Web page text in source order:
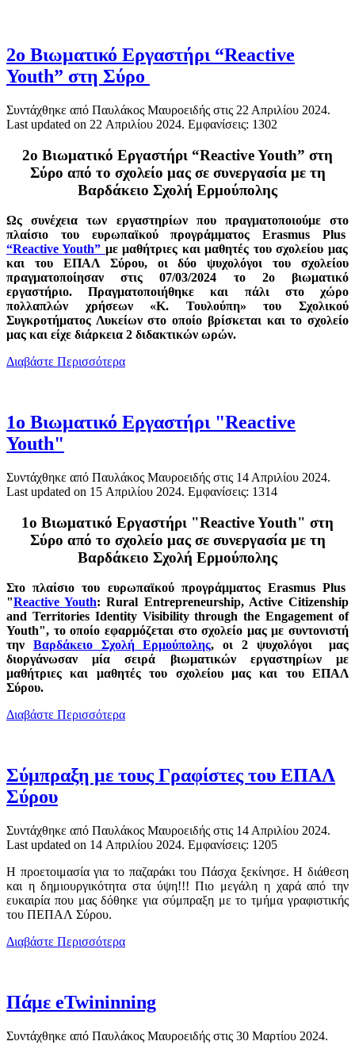
2ο Βιωματικό Εργαστήρι “Reactive
Youth” στη Σύρο
Συντάχθηκε από Παυλάκος Μαυροειδής στις 22 Απριλίου 2024.
Last updated on 22 Απριλίου 2024. Εμφανίσεις: 1302
2ο Βιωματικό Εργαστήρι “Reactive Youth” στη
Σύρο από το σχολείο μας σε συνεργασία με τη
Βαρδάκειο Σχολή Ερμούπολης
Ως συνέχεια των εργαστηρίων που πραγματοποιούμε στο
πλαίσιο του ευρωπαϊκού προγράμματος Erasmus Plus
“Reactive Youth” με μαθήτριες και μαθητές του σχολείου μας
και του ΕΠΑΛ Σύρου, οι δύο ψυχολόγοι του σχολείου
πραγματοποίησαν στις 07/03/2024 το 2ο βιωματικό
εργαστήριο. Πραγματοποιήθηκε και πάλι στο χώρο
πολλαπλών χρήσεων «Κ. Τουλούπη» του Σχολικού
Συγκροτήματος Λυκείων στο οποίο βρίσκεται και το σχολείο
μας και είχε διάρκεια 2 διδακτικών ωρών.
Διαβάστε Περισσότερα
1ο Βιωματικό Εργαστήρι "Reactive
Youth"
Συντάχθηκε από Παυλάκος Μαυροειδής στις 14 Απριλίου 2024.
Last updated on 15 Απριλίου 2024. Εμφανίσεις: 1314
1ο Βιωματικό Εργαστήρι "Reactive Youth" στη
Σύρο από το σχολείο μας σε συνεργασία με τη
Βαρδάκειο Σχολή Ερμούπολης
Στο πλαίσιο του ευρωπαϊκού προγράμματος Erasmus Plus
"Reactive Youth: Rural Entrepreneurship, Active Citizenship
and Territories Identity Visibility through the Engagement of
Youth", το οποίο εφαρμόζεται στο σχολείο μας με συντονιστή
την Βαρδάκειο Σχολή Ερμούπολης, οι 2 ψυχολόγοι μας
διοργάνωσαν μία σειρά βιωματικών εργαστηρίων με
μαθήτριες και μαθητές του σχολείου μας και του ΕΠΑΛ
Σύρου.
Διαβάστε Περισσότερα
Σύμπραξη με τους Γραφίστες του ΕΠΑΛ
Σύρου
Συντάχθηκε από Παυλάκος Μαυροειδής στις 14 Απριλίου 2024.
Last updated on 14 Απριλίου 2024. Εμφανίσεις: 1205
Η προετοιμασία για το παζαράκι του Πάσχα ξεκίνησε. Η διάθεση
και η δημιουργικότητα στα ύψη!!! Πιο μεγάλη η χαρά από την
ευκαιρία που μας δόθηκε για σύμπραξη με το τμήμα γραφιστικής
του ΠΕΠΑΛ Σύρου.
Διαβάστε Περισσότερα
Πάμε eTwininning
Συντάχθηκε από Παυλάκος Μαυροειδής στις 30 Μαρτίου 2024.